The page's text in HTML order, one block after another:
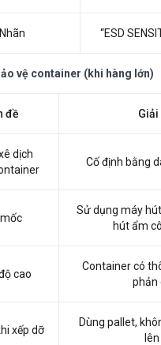
Nhãn “ESD
vệ container (khi hàng lớn)
đề Giải
dịch
Cố định bằng
Sử dụng máy
hút ẩm
cao
Container có
phản
xếp dỡ
Dùng pallet,